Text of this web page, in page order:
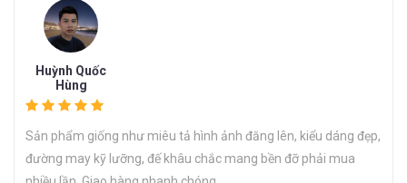
Huỳnh Quốc
Hùng
Sản phẩm giống như miêu tả hình ảnh đăng lên, kiểu dáng đẹp,
đường may kỹ lưỡng, đế khâu chắc mang bền đỡ phải mua